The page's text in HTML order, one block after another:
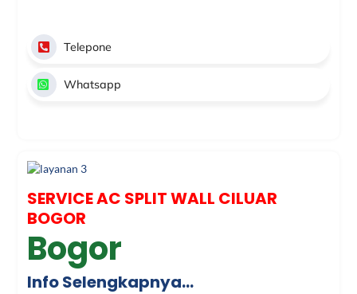
Telepone
Whatsapp
SERVICE AC SPLIT WALL CILUAR
BOGOR
Bogor
Info Selengkapnya…